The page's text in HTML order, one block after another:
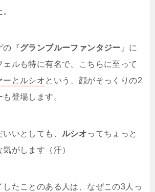
の『グランブルーファンタジー 』に
ルも特に有名で、こちらに至って
ーとルシオ という、顔がそっくりの2
登場します。
いとしても、 ルシオってちょっと
がします（汗）
したことのある人は、なぜこの3人っ